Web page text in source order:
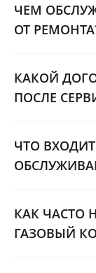
ЧЕМ
ОТ
КАКОЙ
ПОСЛЕ
ЧТО
КАК ЧАСТО
ГАЗОВЫЙ